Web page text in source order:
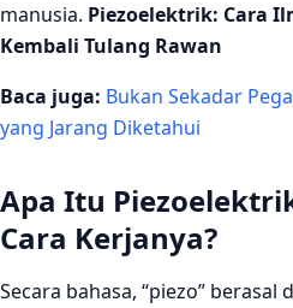
manusia. Piezoelektrik: Cara
Kembali Tulang Rawan
Baca juga: Bukan Sekadar
yang Jarang Diketahui
Apa Itu
Cara Kerjanya?
Secara bahasa, “piezo” berasal